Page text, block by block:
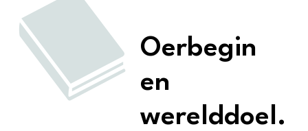
Oerbegin
en
werelddoel.